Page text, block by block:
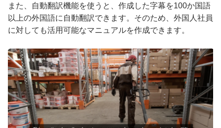
また、自動翻訳機能を使うと、作成した字幕を100か国語
以上の外国語に自動翻訳できます。そのため、外国人社員
に対しても活用可能なマニュアルを作成できます。